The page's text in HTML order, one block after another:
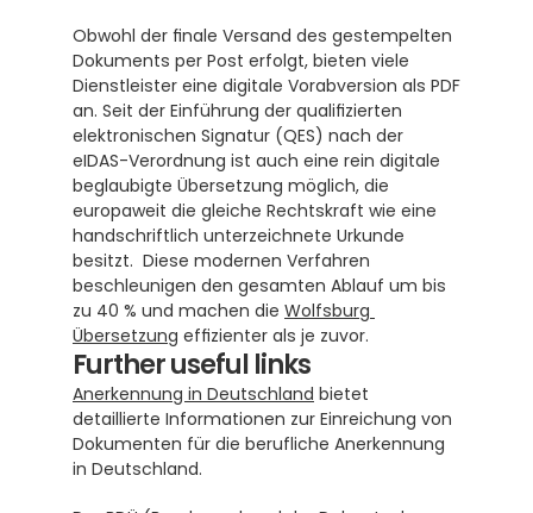
Obwohl der finale Versand des gestempelten
Dokuments per Post erfolgt, bieten viele
Dienstleister eine digitale Vorabversion als PDF
an. Seit der Einführung der qualifizierten
elektronischen Signatur (QES) nach der
eIDAS-Verordnung ist auch eine rein digitale
beglaubigte Übersetzung möglich, die
europaweit die gleiche Rechtskraft wie eine
handschriftlich unterzeichnete Urkunde
besitzt.  Diese modernen Verfahren
beschleunigen den gesamten Ablauf um bis
zu 40 % und machen die Wolfsburg
Übersetzung effizienter als je zuvor.
Further useful links
Anerkennung in Deutschland bietet
detaillierte Informationen zur Einreichung von
Dokumenten für die berufliche Anerkennung
in Deutschland.